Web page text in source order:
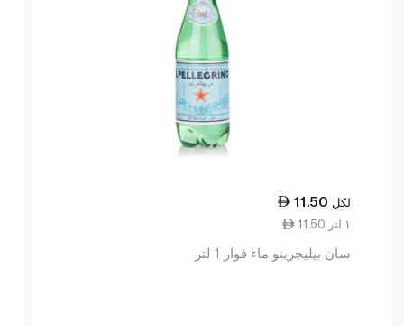
11.50 لكل
11.50 ١ لتر
سان بيليجرينو ماء فوار 1 لتر